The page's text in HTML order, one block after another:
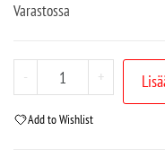
Varastossa
- +
Add to Wishlist